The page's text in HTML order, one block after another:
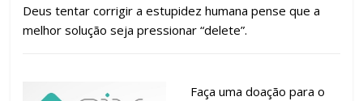
Deus tentar corrigir a estupidez humana pense que a
melhor solução seja pressionar “delete”.
Faça uma doação para o